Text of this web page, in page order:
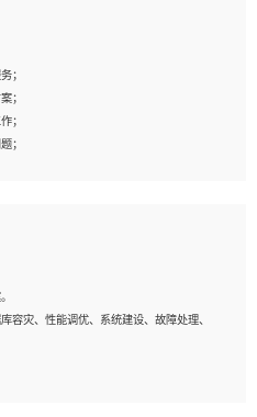
深度学习框架，快速根据客户需求实现
，Java；
，熟悉问答系统全流程开发者优先；
；
；
；
；
计算机等相关专业；
等相关原理；
迁移能力；
云存储技术；
部署架构和运维方法；
容灾、性能调优、系统建设、故障处理、